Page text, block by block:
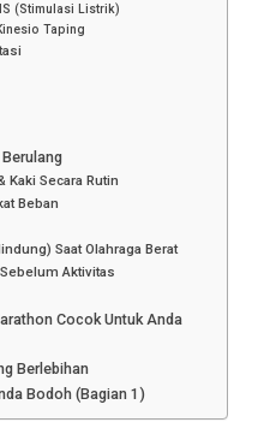
(Stimulasi Listrik)
Taping
Kaki Secara Rutin
Beban
Saat Olahraga Berat
Aktivitas
Cocok Untuk Anda
Berlebihan
Bodoh (Bagian 1)